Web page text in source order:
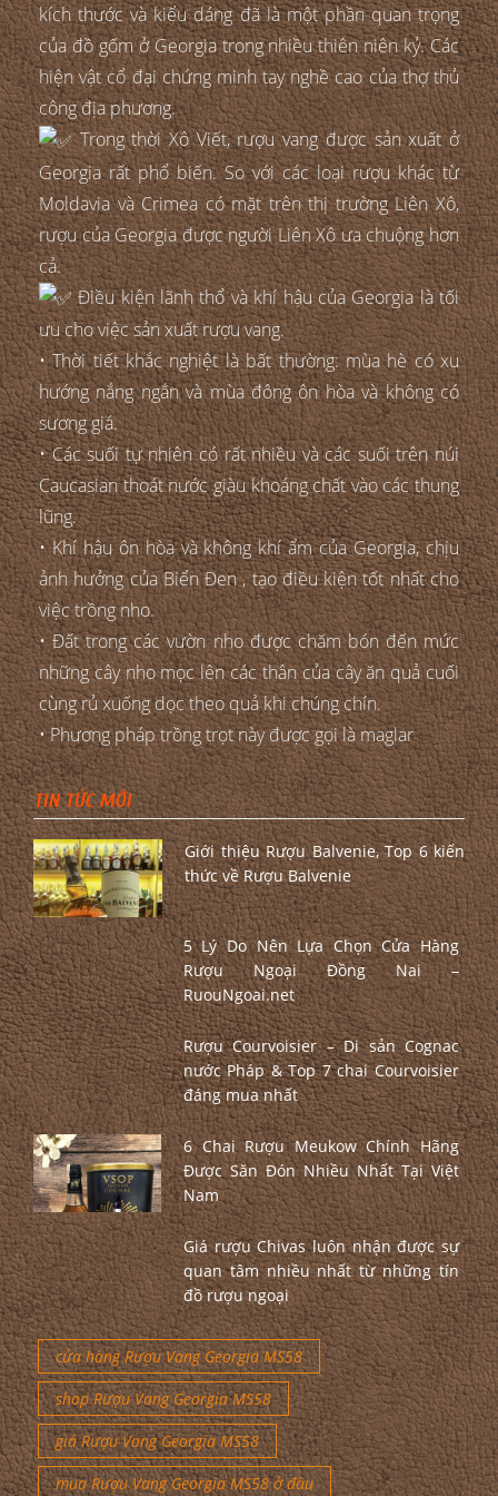
kích thước và kiểu dáng đã là một phần quan trọng
của đồ gốm ở Georgia trong nhiều thiên niên kỷ. Các
hiện vật cổ đại chứng minh tay nghề cao của thợ thủ
công địa phương.
Trong thời Xô Viết, rượu vang được sản xuất ở
Georgia rất phổ biến. So với các loại rượu khác từ
Moldavia và Crimea có mặt trên thị trường Liên Xô,
rượu của Georgia được người Liên Xô ưa chuộng hơn
cả.
Điều kiện lãnh thổ và khí hậu của Georgia là tối
ưu cho việc sản xuất rượu vang.
• Thời tiết khắc nghiệt là bất thường: mùa hè có xu
hướng nắng ngắn và mùa đông ôn hòa và không có
sương giá.
• Các suối tự nhiên có rất nhiều và các suối trên núi
Caucasian thoát nước giàu khoáng chất vào các thung
lũng.
• Khí hậu ôn hòa và không khí ẩm của Georgia, chịu
ảnh hưởng của Biển Đen , tạo điều kiện tốt nhất cho
việc trồng nho.
• Đất trong các vườn nho được chăm bón đến mức
những cây nho mọc lên các thân của cây ăn quả cuối
cùng rủ xuống dọc theo quả khi chúng chín.
• Phương pháp trồng trọt này được gọi là maglar
TIN TỨC MỚI
Giới thiệu Rượu Balvenie, Top 6 kiến
thức về Rượu Balvenie
5 Lý Do Nên Lựa Chọn Cửa Hàng
Rượu Ngoại Đồng Nai –
RuouNgoai.net
Rượu Courvoisier – Di sản Cognac
nước Pháp & Top 7 chai Courvoisier
đáng mua nhất
6 Chai Rượu Meukow Chính Hãng
Được Săn Đón Nhiều Nhất Tại Việt
Nam
Giá rượu Chivas luôn nhận được sự
quan tâm nhiều nhất từ những tín
đồ rượu ngoại
cửa hàng Rượu Vang Georgia MS58
shop Rượu Vang Georgia MS58
giá Rượu Vang Georgia MS58
mua Rượu Vang Georgia MS58 ở đâu